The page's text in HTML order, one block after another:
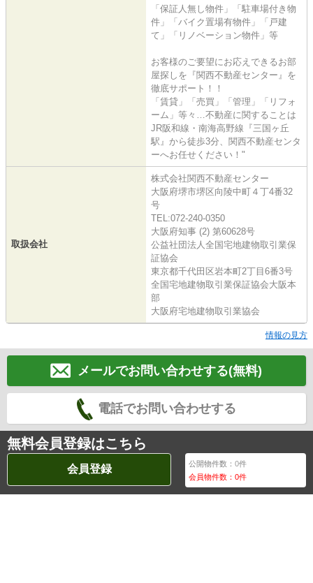
「保証人無し物件」「駐車場付き物
件」「バイク置場有物件」「戸建
て」「リノベーション物件」等
お客様のご要望にお応えできるお部
屋探しを『関西不動産センター』を
徹底サポート！！
「賃貸」「売買」「管理」「リフォ
ーム」等々…不動産に関することは
JR阪和線・南海高野線『三国ヶ丘
駅』から徒歩3分、関西不動産センタ
ーへお任せください！"
取扱会社
株式会社関西不動産センター
大阪府堺市堺区向陵中町４丁4番32
号
TEL:072-240-0350
大阪府知事 (2) 第60628号
公益社団法人全国宅地建物取引業保
証協会
東京都千代田区岩本町2丁目6番3号
全国宅地建物取引業保証協会大阪本
部
大阪府宅地建物取引業協会
情報の見方
メールでお問い合わせする(無料)
電話でお問い合わせする
無料会員登録はこちら
会員登録 公開物件数：0件
会員物件数：0件